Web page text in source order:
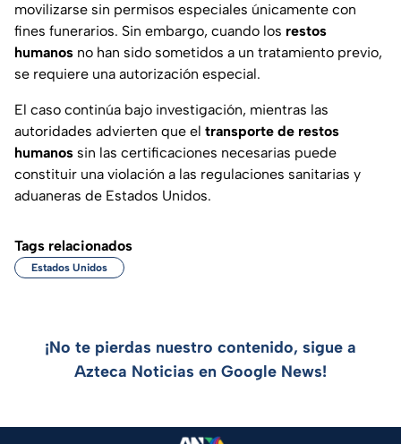
movilizarse sin permisos especiales únicamente con
fines funerarios. Sin embargo, cuando los restos
humanos no han sido sometidos a un tratamiento previo,
se requiere una autorización especial.
El caso continúa bajo investigación, mientras las
autoridades advierten que el transporte de restos
humanos sin las certificaciones necesarias puede
constituir una violación a las regulaciones sanitarias y
aduaneras de Estados Unidos.
Tags relacionados
Estados Unidos
¡No te pierdas nuestro contenido, sigue a
Azteca Noticias en Google News!